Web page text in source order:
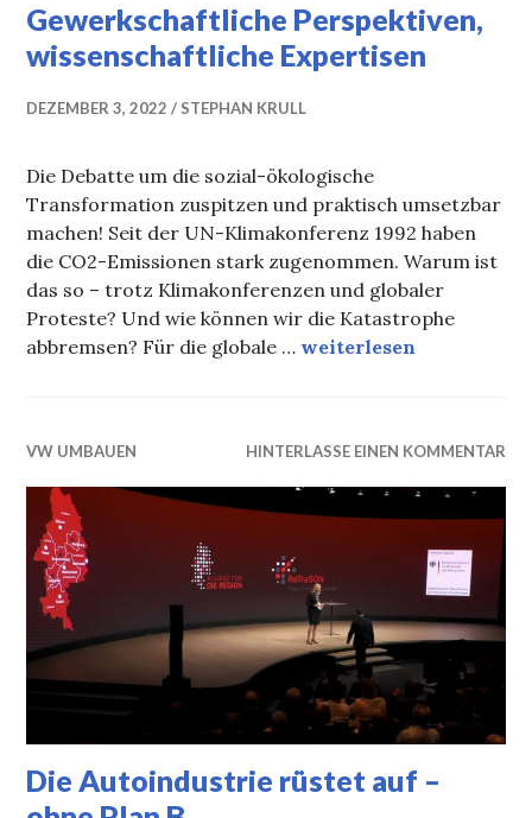
Gewerkschaftliche Perspektiven,
wissenschaftliche Expertisen
DEZEMBER 3, 2022 STEPHAN KRULL
Die Debatte um die sozial-ökologische
Transformation zuspitzen und praktisch umsetzbar
machen! Seit der UN-Klimakonferenz 1992 haben
die CO2-Emissionen stark zugenommen. Warum ist
das so – trotz Klimakonferenzen und globaler
Proteste? Und wie können wir die Katastrophe
abbremsen? Für die globale … Gewerkschaftliche
weiterlesen
VW UMBAUEN HINTERLASSE EINEN KOMMENTAR
Die Autoindustrie rüstet auf –